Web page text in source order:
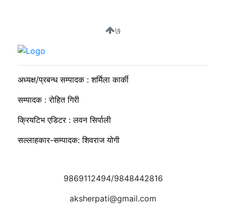
७
सुदीप्ता क्यान्सर सर्भाइभर र्याम्प शो : जीवनले मृत्युलाई जितेको उत्सव
अध्यक्ष/प्रबन्ध सम्पादक : शर्मिला कार्की
सम्पादक : रोहित गिरी
क्रियटिभ एडिटर : लवन सिर्पाली
सल्लाहकार-सम्पादक: शिवराज योगी
9869112494/9848442816
aksherpati@gmail.com